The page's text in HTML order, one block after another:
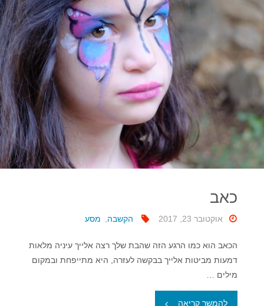
כאב
אוקטובר 23, 2017 הקשבה מסע
הכאב הוא כמו הרגע הזה שהבת שלך רצה אלייך עיניה מלאות
דמעות מביטות אלייך בבקשה לעזרה, היא מתייפחת ובמקום
מילים …
להמשך קריאה "כאב"